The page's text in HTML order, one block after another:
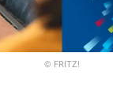
© FRITZ!